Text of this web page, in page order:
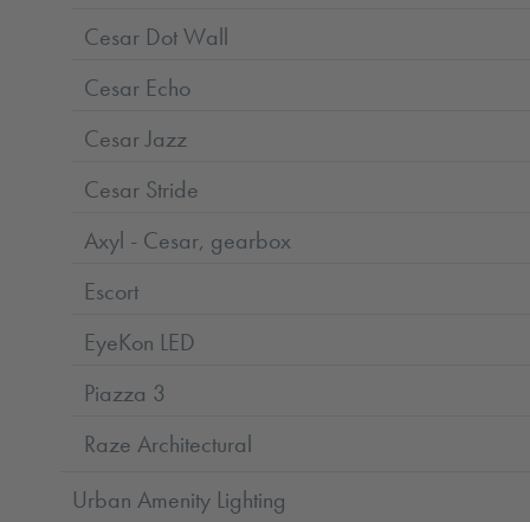
Cesar Dot Wall
Cesar Echo
Cesar Jazz
Cesar Stride
Axyl - Cesar, gearbox
Escort
EyeKon LED
Piazza 3
Raze Architectural
Urban Amenity Lighting